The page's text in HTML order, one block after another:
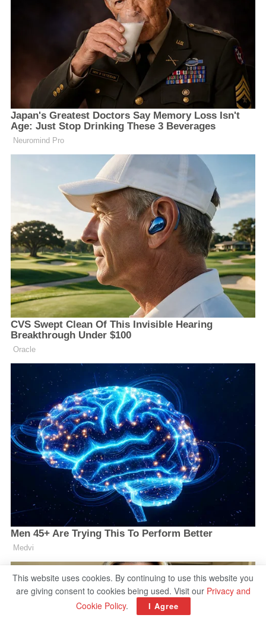
This website uses cookies. By continuing to use this website you
are giving consent to cookies being used. Visit our Privacy and
Cookie Policy. I Agree